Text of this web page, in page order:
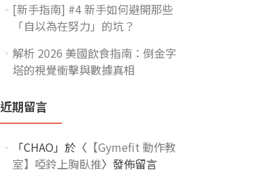
[新手指南] #4 新手如何避開那些
「自以為在努力」的坑？
解析 2026 美國飲食指南：倒金字
塔的視覺衝擊與數據真相
近期留言
「CHAO 」於〈 【Gymefit 動作教
室】啞鈴上胸臥推〉發佈留言